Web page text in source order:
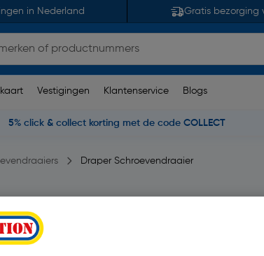
in Nederland Gratis bezorging
Vestigingen Klantenservice Blogs
5% click & collect korting met de code COLLECT
Draper Schroevendraaier